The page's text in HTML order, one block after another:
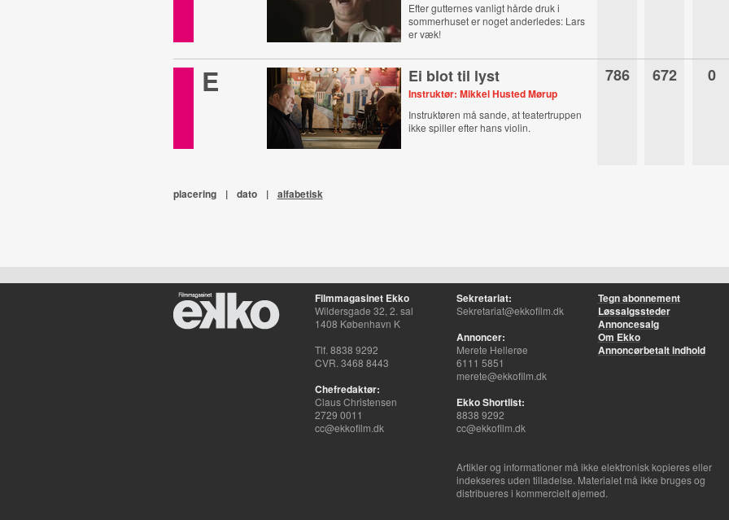
Efter gutternes vanligt hårde druk i
sommerhuset er noget anderledes: Lars
er væk!
E Ei blot til lyst
Instruktør: Mikkel Husted Mørup
Instruktøren må sande, at teatertruppen
ikke spiller efter hans violin.
786 672 0
placering | dato | alfabetisk
Filmmagasinet Ekko
Wildersgade 32, 2. sal
1408 København K
Tlf. 8838 9292
CVR. 3468 8443
Chefredaktør:
Claus Christensen
2729 0011
cc@ekkofilm.dk
Sekretariat:
Sekretariat@ekkofilm.dk
Annoncer:
Merete Hellerøe
6111 5851
merete@ekkofilm.dk
Ekko Shortlist:
8838 9292
cc@ekkofilm.dk
Tegn abonnement
Løssalgssteder
Annoncesalg
Om Ekko
Annoncørbetalt indhold
Artikler og informationer må ikke elektronisk kopieres eller
indekseres uden tilladelse. Materialet må ikke bruges og
distribueres i kommercielt øjemed.